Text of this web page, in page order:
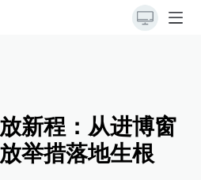
新程：从进博窗
举措落地生根